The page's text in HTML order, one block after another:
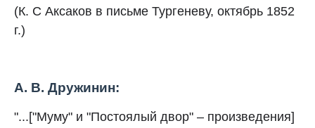
(К. С Аксаков в письме Тургеневу, октябрь 1852
г.)
А. В. Дружинин:
"...["Муму" и "Постоялый двор" – произведения]